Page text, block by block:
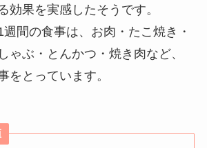
効果を実感したそうです。
間の食事は、お肉・たこ焼き・
ゃぶ・とんかつ・焼き肉など、
をとっています。